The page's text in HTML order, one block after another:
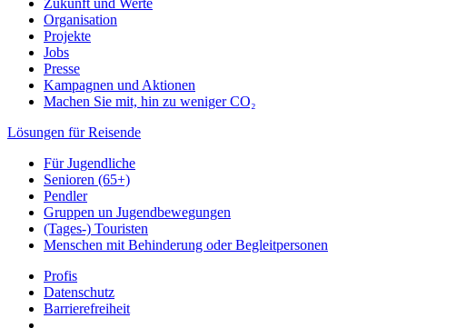
Zukunft und Werte
Organisation
Projekte
Jobs
Presse
Kampagnen und Aktionen
Machen Sie mit, hin zu weniger CO₂
Lösungen für Reisende
Für Jugendliche
Senioren (65+)
Pendler
Gruppen un Jugendbewegungen
(Tages-) Touristen
Menschen mit Behinderung oder Begleitpersonen
Profis
Datenschutz
Barrierefreiheit